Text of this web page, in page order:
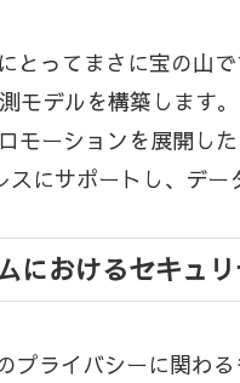
ってまさに宝の山
デルを構築します
ーションを展開し
サポートし、デー
におけるセキュ
ライバシーに関わ